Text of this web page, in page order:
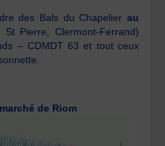
des Bals du Chapelier au
St Pierre, Clermont-Ferrand)
– CDMDT 63 et tout ceux
marché de Riom